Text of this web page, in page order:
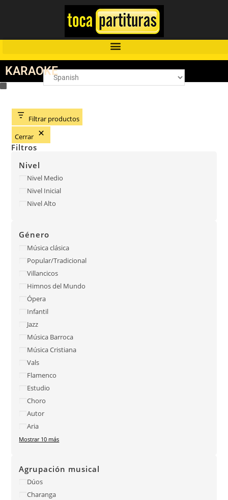
KARAOKE
Filtrar productos
Cerrar
Filtros
Nivel
Nivel Medio
Nivel Inicial
Nivel Alto
Género
Música clásica
Popular/Tradicional
Villancicos
Himnos del Mundo
Ópera
Infantil
Jazz
Música Barroca
Música Cristiana
Vals
Flamenco
Estudio
Choro
Autor
Aria
Mostrar 10 más
Agrupación musical
Dúos
Charanga